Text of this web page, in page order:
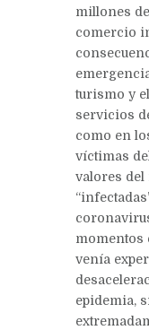
millones
comercio
turismo y
servicios
como en
víctimas
valores del
momentos
venía
epidemia,